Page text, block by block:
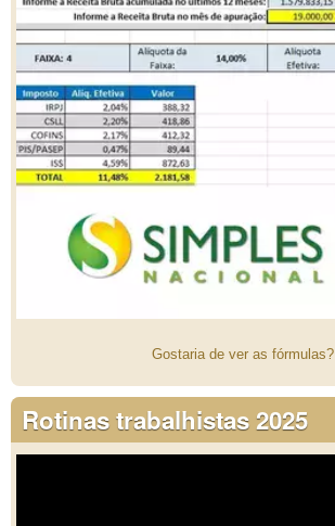
Gostaria de ver as fórmulas?
Rotinas trabalhistas 2025